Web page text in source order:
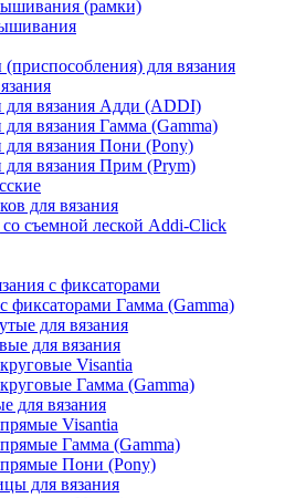
(рамки)
для вязания
вязания Адди (ADDI)
вязания Гамма (Gamma)
вязания Пони (Pony)
вязания Прим (Prym)
для вязания
съемной леской Addi-Click
с фиксаторами
фиксаторами Гамма (Gamma)
для вязания
для вязания
Visantia
Гамма (Gamma)
для вязания
Visantia
Гамма (Gamma)
Пони (Pony)
для вязания